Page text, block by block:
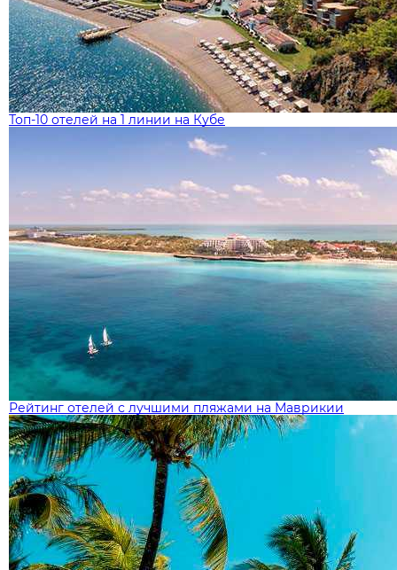
Топ-10 отелей на 1 линии на Кубе
Рейтинг отелей с лучшими пляжами на Маврикии